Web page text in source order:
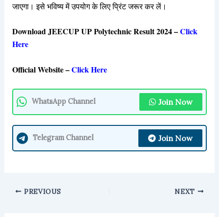
जाएगा। इसे भविष्य में उपयोग के लिए प्रिंट जरूर कर लें।
Download JEECUP UP Polytechnic Result 2024 –Click
Here
Official Website –Click Here
WhatsApp Channel Join Now
Telegram Channel Join Now
PREVIOUS NEXT